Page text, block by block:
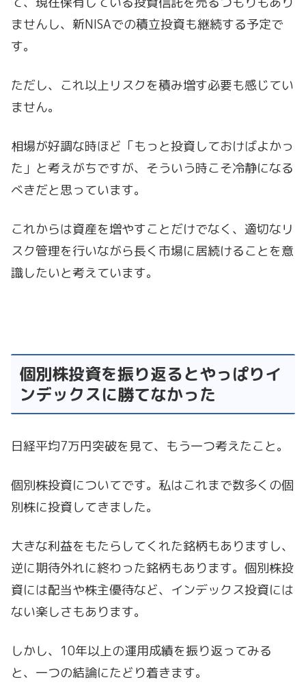
ませんし、新NISAでの積立投資も継続する予定で
す。
ただし、これ以上リスクを積み増す必要も感じてい
ません。
相場が好調な時ほど「もっと投資しておけばよかっ
た」と考えがちですが、そういう時こそ冷静になる
べきだと思っています。
これからは資産を増やすことだけでなく、適切なリ
スク管理を行いながら長く市場に居続けることを意
識したいと考えています。
個別株投資を振り返るとやっぱりイ
ンデックスに勝てなかった
日経平均7万円突破を見て、もう一つ考えたこと。
個別株投資についてです。私はこれまで数多くの個
別株に投資してきました。
大きな利益をもたらしてくれた銘柄もありますし、
逆に期待外れに終わった銘柄もあります。個別株投
資には配当や株主優待など、インデックス投資には
ない楽しさもあります。
しかし、10年以上の運用成績を振り返ってみる
と、一つの結論にたどり着きます。